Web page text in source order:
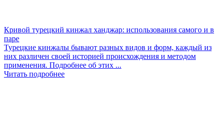
Кривой турецкий кинжал ханджар: использования самого и в
паре
Турецкие кинжалы бывают разных видов и форм, каждый из
них различен своей историей происхождения и методом
применения. Подробнее об этих ...
Читать подробнее